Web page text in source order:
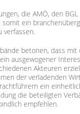
die AMÖ, den
somit ein
verfassen.
betonen, dass mit
ausgewogener
Akteuren
der verladenden
ein
die beteiligten
empfehlen.